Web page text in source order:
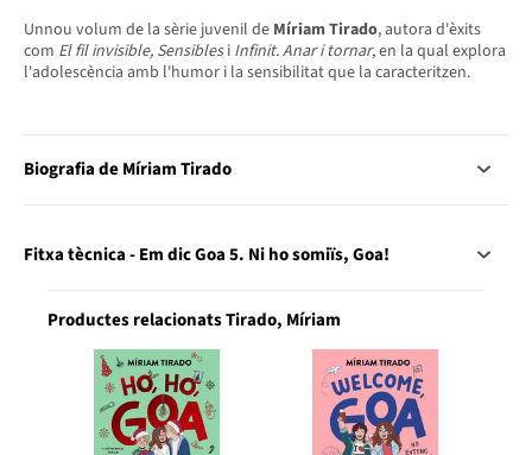
Unnou volum de la sèrie juvenil de MíriamTirado, autora d'èxits
com El fil invisible, Sensiblesi Infinit. Anar i tornar, en la qual explora
l'adolescència amb l'humor i la sensibilitat que la caracteritzen.
Biografia de Míriam Tirado
Fitxa tècnica - Em dic Goa 5. Ni ho somiïs, Goa!
Productes relacionats Tirado, Míriam